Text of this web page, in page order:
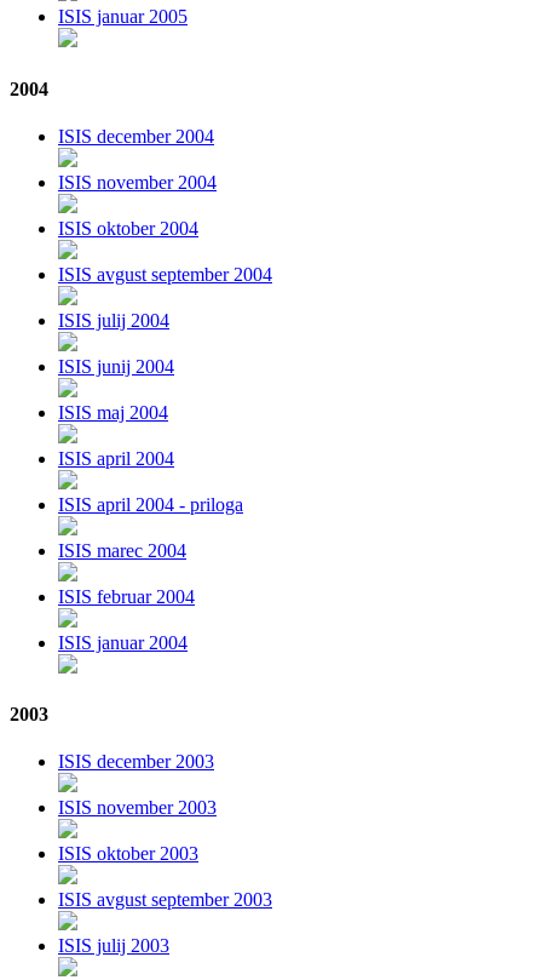
ISIS januar 2005
2004
ISIS december 2004
ISIS november 2004
ISIS oktober 2004
ISIS avgust september 2004
ISIS julij 2004
ISIS junij 2004
ISIS maj 2004
ISIS april 2004
ISIS april 2004 - priloga
ISIS marec 2004
ISIS februar 2004
ISIS januar 2004
2003
ISIS december 2003
ISIS november 2003
ISIS oktober 2003
ISIS avgust september 2003
ISIS julij 2003